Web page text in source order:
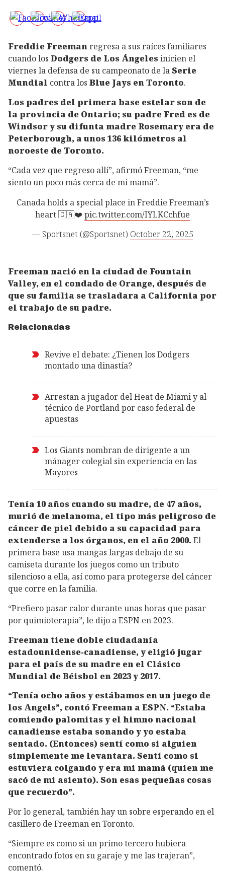
Freddie Freemanregresa a sus raíces familiares
cuando los Dodgers de Los Ángeles inicien el
viernes la defensa de su campeonato de laSerie
Mundial contra los Blue Jays en Toronto.
Los padres del primera base estelar son de
la provincia de Ontario; su padre Fred es de
Windsor y su difunta madre Rosemary era de
Peterborough, a unos 136 kilómetros al
noroeste de Toronto.
“Cada vez que regreso allí”, afirmó Freeman, “me
siento un poco más cerca de mi mamá”.
Canada holds a special place in Freddie Freeman’s
heart 🇨🇦❤️ pic.twitter.com/IYLKCchfue
— Sportsnet (@Sportsnet) October 22, 2025
Freeman nació en la ciudad de Fountain
Valley, en el condado de Orange, después de
que su familia se trasladara a California por
el trabajo de su padre.
Relacionadas
Revive el debate: ¿Tienen los Dodgers
montado una dinastía?
Arrestan a jugador del Heat de Miami y al
técnico de Portland por caso federal de
apuestas
Los Giants nombran de dirigente a un
mánager colegial sin experiencia en las
Mayores
Tenía 10 años cuando su madre, de 47 años,
murió de melanoma, el tipo más peligroso de
cáncer de piel debido a su capacidad para
extenderse a los órganos, en el año 2000. El
primera base usa mangas largas debajo de su
camiseta durante los juegos como un tributo
silencioso a ella, así como para protegerse del cáncer
que corre en la familia.
“Prefiero pasar calor durante unas horas que pasar
por quimioterapia”, le dijo a ESPN en 2023.
Freeman tiene doble ciudadanía
estadounidense-canadiense, y eligió jugar
para el país de su madre en el Clásico
Mundial de Béisbol en 2023 y 2017.
“Tenía ocho años y estábamos en un juego de
los Angels”, contó Freeman a ESPN. “Estaba
comiendo palomitas y el himno nacional
canadiense estaba sonando y yo estaba
sentado. (Entonces) sentí como si alguien
simplemente me levantara. Sentí como si
estuviera colgando y era mi mamá (quien me
sacó de mi asiento). Son esas pequeñas cosas
que recuerdo”.
Por lo general, también hay un sobre esperando en el
casillero de Freeman en Toronto.
“Siempre es como si un primo tercero hubiera
encontrado fotos en su garaje y me las trajeran”,
comentó.